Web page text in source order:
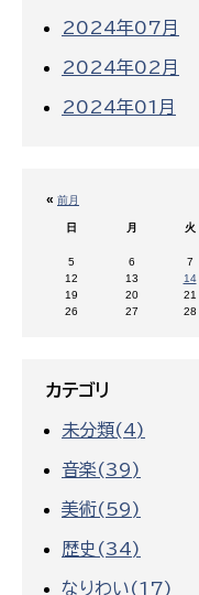
2024年07月
2024年02月
2024年01月
« 前月
日 月 火
5
6 7
12
13 14
19
20 21
26
27 28
カテゴリ
未分類(4)
音楽(39)
美術(59)
歴史(34)
なりわい(17)